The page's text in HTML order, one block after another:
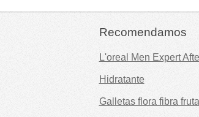
Recomendamos
L'oreal Men Expert
Hidratante
Galletas flora fibra fruta